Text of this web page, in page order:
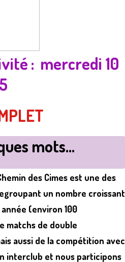
: mercredi 10
mots...
des Cimes est une des
un nombre croissant
année (environ 100
matchs de double
aussi de la compétition avec
interclub et nous participons